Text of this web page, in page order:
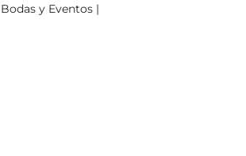
y Eventos |